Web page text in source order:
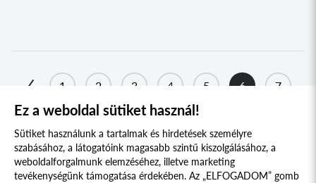
NAGYSZŐLŐS
KOVÁSZNA
GÖMÖRPÉTERFALA
1 2 3 4 5 6 7
8 ... 15 16
Ez a weboldal sütiket használ!
Sütiket használunk a tartalmak és hirdetések személyre
szabásához, a látogatóink magasabb szintű kiszolgálásához, a
weboldalforgalmunk elemzéséhez, illetve marketing
tevékenységünk támogatása érdekében. Az „ELFOGADOM” gomb